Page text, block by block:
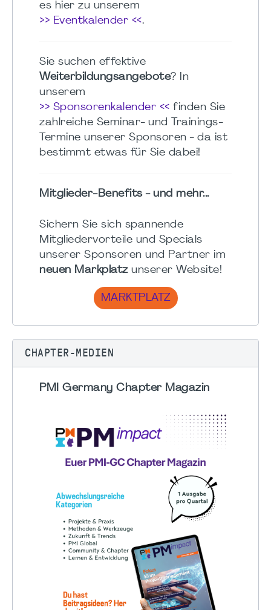
es hier zu unserem
>> Eventkalender <<.
Sie suchen effektive
Weiterbildungsangebote? In
unserem
>> Sponsorenkalender << finden Sie
zahlreiche Seminar- und Trainings-
Termine unserer Sponsoren - da ist
bestimmt etwas für Sie dabei!
Mitglieder-Benefits - und mehr...
Sichern Sie sich spannende
Mitgliedervorteile und Specials
unserer Sponsoren und Partner im
neuen Markplatzunserer Website!
MARKTPLATZ
CHAPTER-MEDIEN
PMI Germany Chapter Magazin